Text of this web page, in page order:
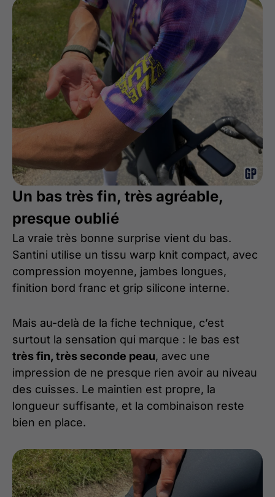
Un bas très fin, très agréable,
presque oublié
La vraie très bonne surprise vient du bas.
Santini utilise un tissu warp knit compact, avec
compression moyenne, jambes longues,
finition bord franc et grip silicone interne.
Mais au-delà de la fiche technique, c’est
surtout la sensation qui marque : le bas est
très fin, très seconde peau, avec une
impression de ne presque rien avoir au niveau
des cuisses. Le maintien est propre, la
longueur suffisante, et la combinaison reste
bien en place.